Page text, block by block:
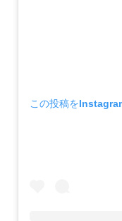
この投稿を